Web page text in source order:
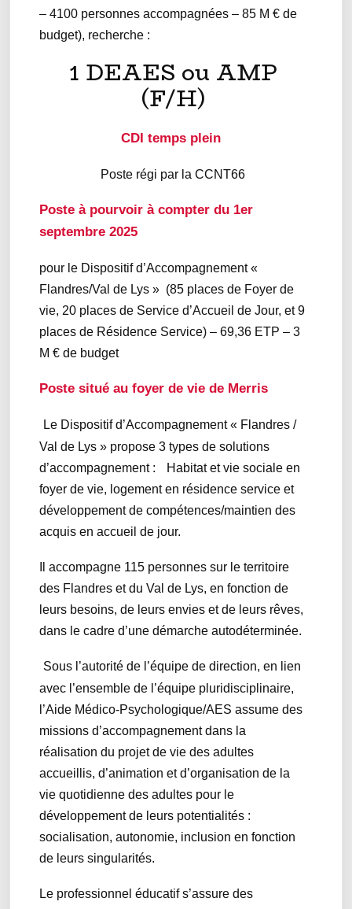
– 4100 personnes accompagnées – 85 M € de
budget), recherche :
1 DEAES ou AMP
(F/H)
CDI temps plein
Poste régi par la CCNT66
Poste à pourvoir à compter du 1er
septembre 2025
pour le Dispositif d’Accompagnement «
Flandres/Val de Lys » (85 places de Foyer de
vie, 20 places de Service d’Accueil de Jour, et 9
places de Résidence Service) – 69,36 ETP – 3
M € de budget
Poste situé au foyer de vie de Merris
Le Dispositif d’Accompagnement « Flandres /
Val de Lys » propose 3 types de solutions
d’accompagnement : Habitat et vie sociale en
foyer de vie, logement en résidence service et
développement de compétences/maintien des
acquis en accueil de jour.
Il accompagne 115 personnes sur le territoire
des Flandres et du Val de Lys, en fonction de
leurs besoins, de leurs envies et de leurs rêves,
dans le cadre d’une démarche autodéterminée.
Sous l’autorité de l’équipe de direction, en lien
avec l’ensemble de l’équipe pluridisciplinaire,
l’Aide Médico-Psychologique/AES assume des
missions d’accompagnement dans la
réalisation du projet de vie des adultes
accueillis, d’animation et d’organisation de la
vie quotidienne des adultes pour le
développement de leurs potentialités :
socialisation, autonomie, inclusion en fonction
de leurs singularités.
Le professionnel éducatif s’assure des